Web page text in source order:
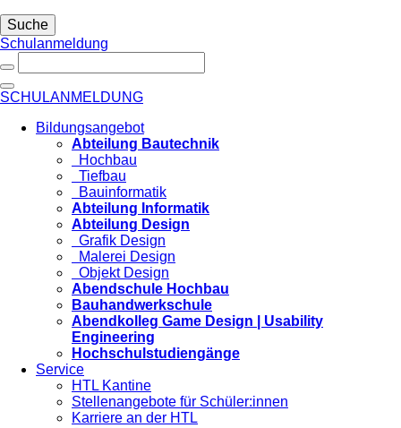
Suche
Schulanmeldung
SCHULANMELDUNG
Bildungsangebot
Abteilung Bautechnik
Hochbau
Tiefbau
Bauinformatik
Abteilung Informatik
Abteilung Design
Grafik Design
Malerei Design
Objekt Design
Abendschule Hochbau
Bauhandwerkschule
Abendkolleg Game Design | Usability
Engineering
Hochschulstudiengänge
Service
HTL Kantine
Stellenangebote für Schüler:innen
Karriere an der HTL